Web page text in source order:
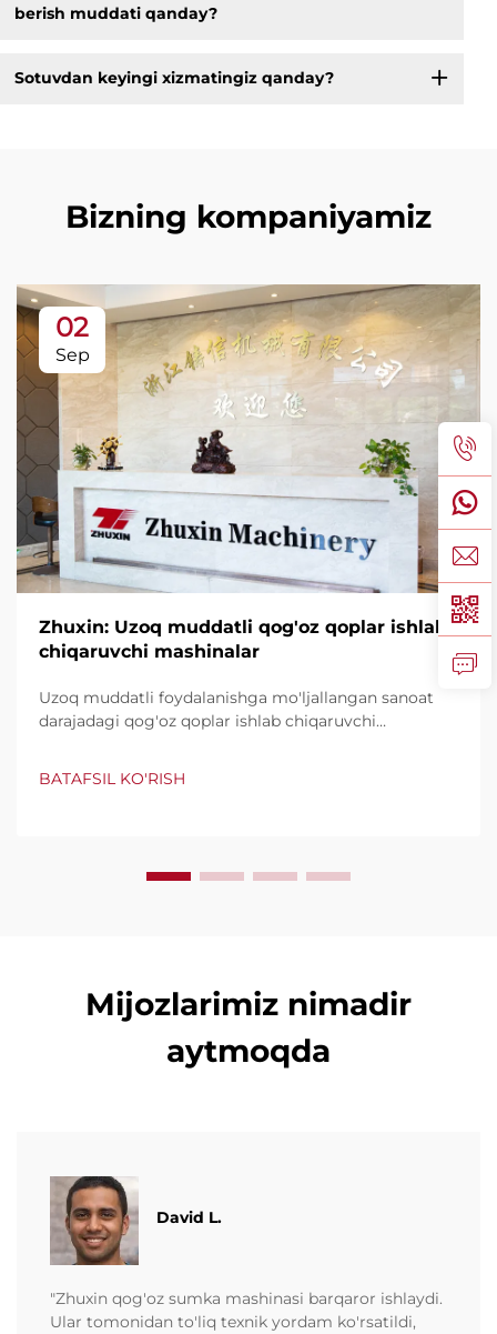
berish muddati qanday?
Sotuvdan keyingi xizmatingiz qanday?
Bizning kompaniyamiz
02
Sep
Zhuxin: Uzoq muddatli qog'oz qoplar ishlab
chiqaruvchi mashinalar
Uzoq muddatli foydalanishga mo'ljallangan sanoat
darajadagi qog'oz qoplar ishlab chiqaruvchi
BATAFSIL KO'RISH
Mijozlarimiz nimadir
aytmoqda
David L.
"Zhuxin qog'oz sumka mashinasi barqaror ishlaydi.
Ular tomonidan to'liq texnik yordam ko'rsatildi,